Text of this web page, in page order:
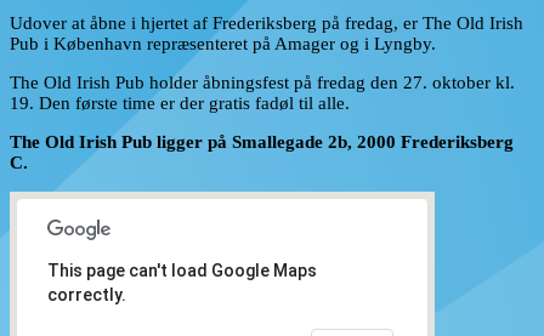
Udover at åbne i hjertet af Frederiksberg på fredag, er The Old Irish
Pub i København repræsenteret på Amager og i Lyngby.
The Old Irish Pub holder åbningsfest på fredag den 27. oktober kl.
19. Den første time er der gratis fadøl til alle.
The Old Irish Pub ligger på Smallegade 2b, 2000 Frederiksberg
C.
This page can't load Google Maps
correctly.